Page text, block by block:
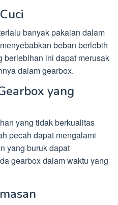
banyak pakaian dalam
beban berlebih
berlebihan ini dapat merusak
dalam gearbox.
yang
yang tidak berkualitas
pecah dapat mengalami
yang buruk dapat
gearbox dalam waktu yang